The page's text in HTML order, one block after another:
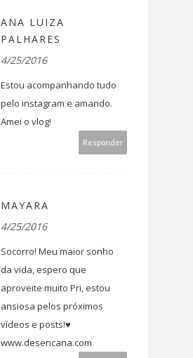
ANA LUIZA
PALHARES
4/25/2016
Estou acompanhando tudo
pelo instagram e amando.
Amei o vlog!
Responder
MAYARA
4/25/2016
Socorro! Meu maior sonho
da vida, espero que
aproveite muito Pri, estou
ansiosa pelos próximos
vídeos e posts!♥
www.desencana.com